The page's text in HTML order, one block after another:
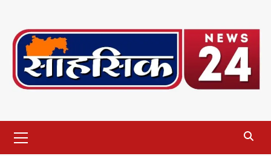
content
Menu